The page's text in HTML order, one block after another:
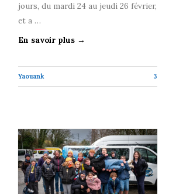
jours, du mardi 24 au jeudi 26 février,
et a …
En savoir plus →
Yaouank 3